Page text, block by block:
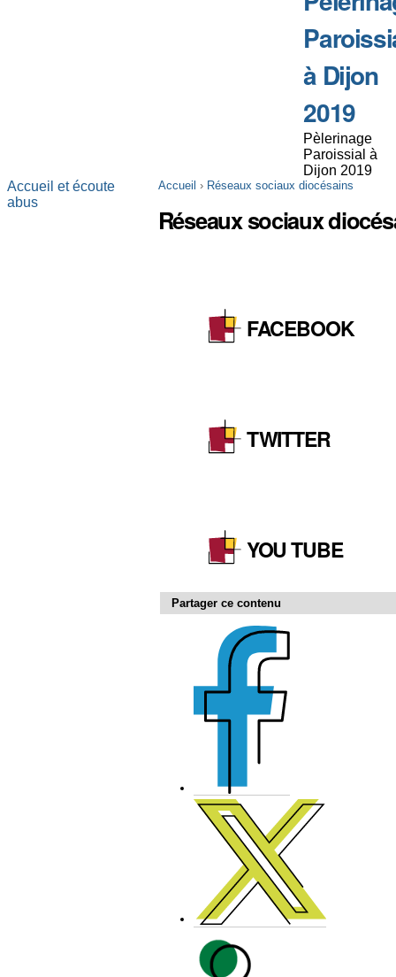
à Dijon
2019
Pèlerinage
Paroissial à
Dijon 2019
Accueil › Réseaux sociaux diocésains
Réseaux sociaux
FACEBOOK
TWITTER
YOU TUBE
Partager ce contenu
Accueil et écoute
abus